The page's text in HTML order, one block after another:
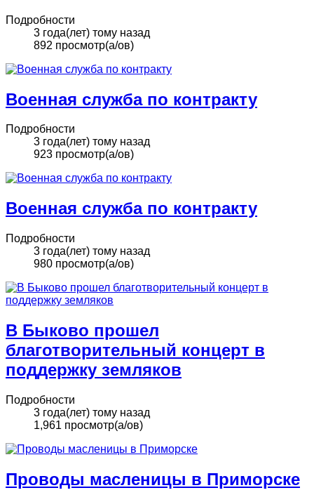
Подробности
3 года(лет) тому назад
892 просмотр(а/ов)
Военная служба по контракту
Подробности
3 года(лет) тому назад
923 просмотр(а/ов)
Военная служба по контракту
Подробности
3 года(лет) тому назад
980 просмотр(а/ов)
В Быково прошел
благотворительный концерт в
поддержку земляков
Подробности
3 года(лет) тому назад
1,961 просмотр(а/ов)
Проводы масленицы в Приморске